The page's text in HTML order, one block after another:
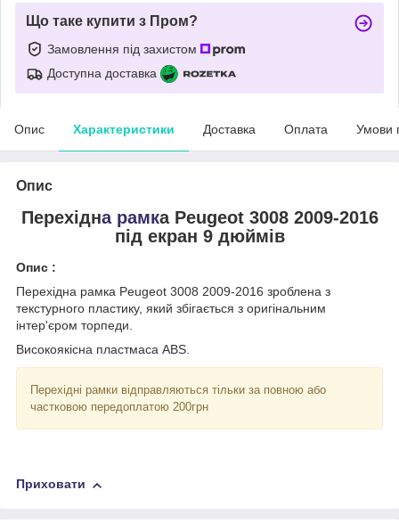
Що таке купити з Пром?
Замовлення під захистом
Доступна доставка
Опис Характеристики Доставка Оплата Умови
Опис
Перехідна рамка Peugeot 3008 2009-2016
під екран 9 дюймів
Опис :
Перехідна рамка Peugeot 3008 2009-2016 зроблена з
текстурного пластику, який збігається з оригінальним
інтер'єром торпеди.
Високоякісна пластмаса ABS.
Перехідні рамки відправляються тільки за повною або
частковою передоплатою 200грн
Приховати